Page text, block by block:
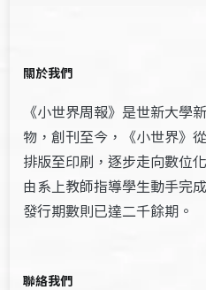
關於我們
《小世界周報》是世新大學
物，創刊至今，《小世界》
排版至印刷，逐步走向數位
由系上教師指導學生動手完
發行期數則已達二千餘期。
聯絡我們